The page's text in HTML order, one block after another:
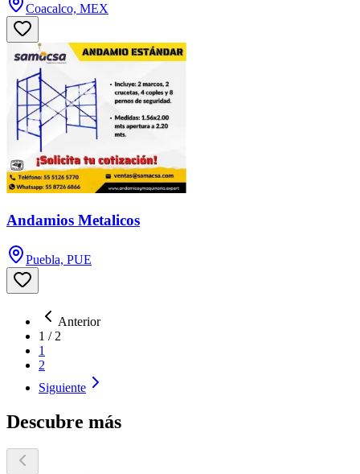
Coacalco, MEX
Andamios Metalicos
Puebla, PUE
Anterior
1 / 2
1
2
Siguiente
Descubre más